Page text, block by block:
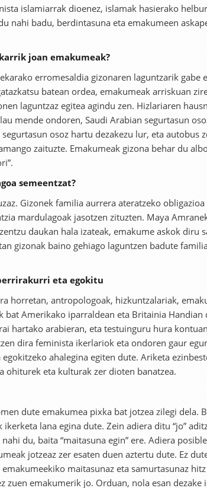
islamiarrak dioenez, islamak hasierako
nahi badu, berdintasuna eta emakumeen
joan emakumeak?
erromesaldia gizonaren laguntzarik gabe
batean ordea, emakumeak arriskuan
laguntzaz egitea agindu zen. Hizlariaren
mende ondoren, Saudi Arabian segurtasun
segurtasun osoz hartu dezakezu lur, eta autobus
zaituzte. Emakumeak gizona behar du
semeentzat?
Gizonek familia aurrera ateratzeko
mardulagoak jasotzen zituzten. Maya
daukan hala izateak, emakume askok diru
gizonak baino gehiago laguntzen badute
eta egokitu
horretan, antropologoak, hizkuntzalariak,
bat Amerikako iparraldean eta Britainia Handian
hartako arabieran, eta testuinguru hura
dira feminista ikerlariok eta ondoren gaur
ahalegina egiten dute. Ariketa
ohiturek eta kulturak zer dioten banatzea.
dute emakumea pixka bat jotzea zilegi dela.
lana egina dute. Zein adiera ditu “jo”
du, baita “maitasuna egin” ere. Adiera
jotzeaz zer esaten duen aztertu dute. Ez
maitasunaz eta samurtasunaz
zuen emakumerik jo. Orduan, nola esan dezake